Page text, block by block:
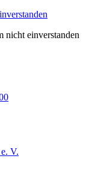
nicht einverstanden
V.